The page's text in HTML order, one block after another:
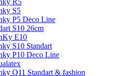
S5
P5 Deco Line
S10 26cm
E10
S10 Standart
P10 Deco Line
Q11 Standart & fashion